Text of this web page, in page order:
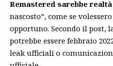
Remastered sarebbe realtà
nascosto”, come se
opportuno. Secondo il post,
potrebbe essere febbraio
leak ufficiali o